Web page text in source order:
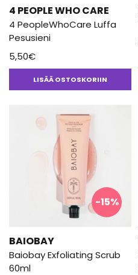
4 PEOPLE WHO CARE
4 PeopleWhoCare Luffa
Pesusieni
5,50€
LISÄÄ OSTOSKORIIN
-15%
BAIOBAY
Baiobay Exfoliating Scrub
60ml